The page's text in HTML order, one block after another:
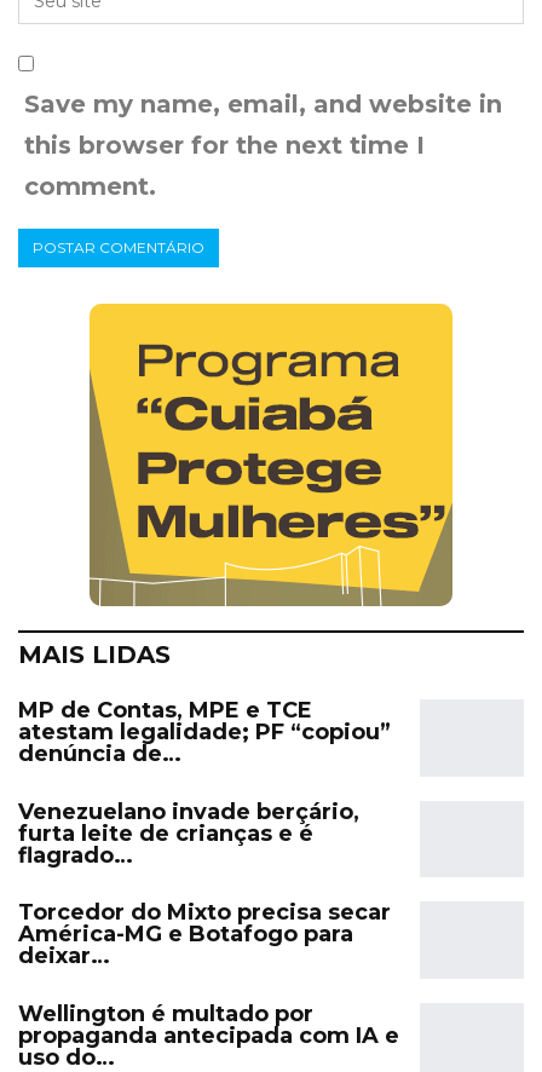
Save my name, email, and website in
this browser for the next time I
comment.
MAIS LIDAS
MP de Contas, MPE e TCE
atestam legalidade; PF “copiou”
denúncia de…
Venezuelano invade berçário,
furta leite de crianças e é
flagrado…
Torcedor do Mixto precisa secar
América-MG e Botafogo para
deixar…
Wellington é multado por
propaganda antecipada com IA e
uso do…